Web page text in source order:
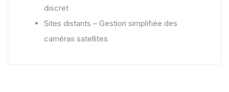
discret
Sites distants – Gestion simplifiée des
caméras satellites